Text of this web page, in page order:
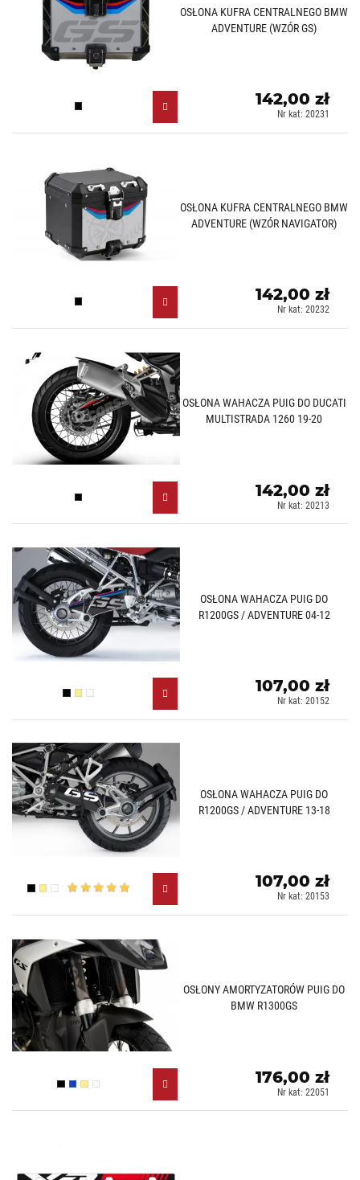
OSŁONA KUFRA CENTRALNEGO BMW
ADVENTURE (WZÓR GS)
Czarny (N)
142,00 zł
Nr kat: 20231
OSŁONA KUFRA CENTRALNEGO BMW
ADVENTURE (WZÓR NAVIGATOR)
Czarny (N)
142,00 zł
Nr kat: 20232
OSŁONA WAHACZA PUIG DO DUCATI
MULTISTRADA 1260 19-20
Czarny (N)
142,00 zł
Nr kat: 20213
OSŁONA WAHACZA PUIG DO
R1200GS / ADVENTURE 04-12
Czarny (N)
Złoty (O)
Biały (B)
107,00 zł
Nr kat: 20152
OSŁONA WAHACZA PUIG DO
R1200GS / ADVENTURE 13-18
Czarny (N)
Złoty (O)
Biały (B)
107,00 zł
Nr kat: 20153
OSŁONY AMORTYZATORÓW PUIG DO
BMW R1300GS
Czarny (N)
Niebieski (A)
Złoty (O)
Biały (B)
176,00 zł
Nr kat: 22051